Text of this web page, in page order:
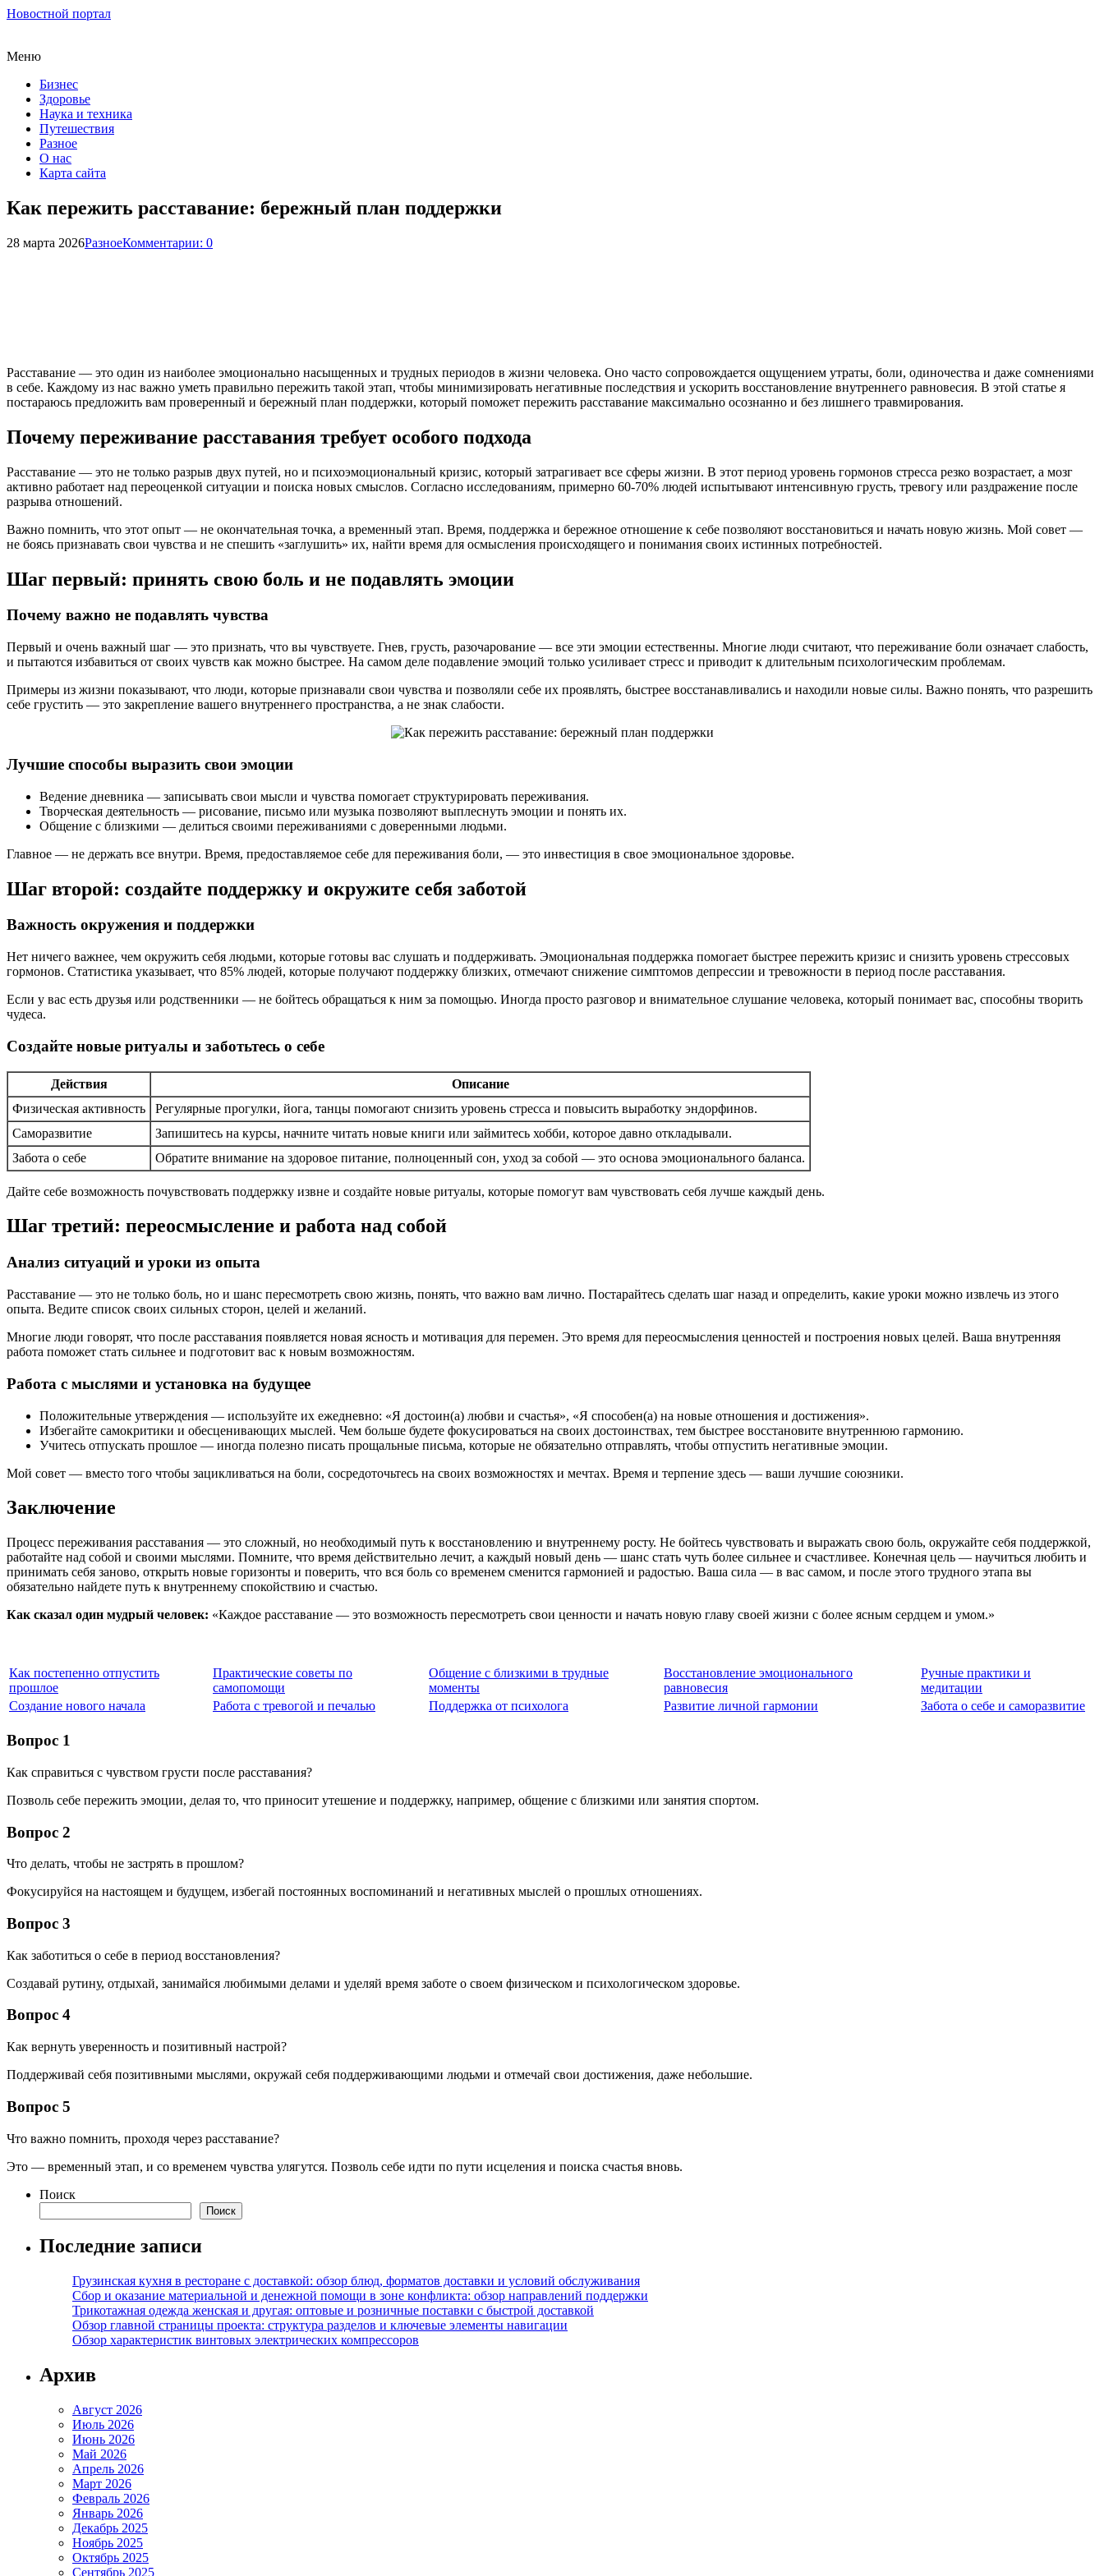
Новостной портал
Меню
Бизнес
Здоровье
Наука и техника
Путешествия
Разное
О нас
Карта сайта
Как пережить расставание: бережный план поддержки
28 марта 2026РазноеКомментарии: 0
Расставание — это один из наиболее эмоционально насыщенных и трудных периодов в жизни человека. Оно часто сопровождается ощущением утраты, боли, одиночества и даже сомнениями
в себе. Каждому из нас важно уметь правильно пережить такой этап, чтобы минимизировать негативные последствия и ускорить восстановление внутреннего равновесия. В этой статье я
постараюсь предложить вам проверенный и бережный план поддержки, который поможет пережить расставание максимально осознанно и без лишнего травмирования.
Почему переживание расставания требует особого подхода
Расставание — это не только разрыв двух путей, но и психоэмоциональный кризис, который затрагивает все сферы жизни. В этот период уровень гормонов стресса резко возрастает, а мозг
активно работает над переоценкой ситуации и поиска новых смыслов. Согласно исследованиям, примерно 60-70% людей испытывают интенсивную грусть, тревогу или раздражение после
разрыва отношений.
Важно помнить, что этот опыт — не окончательная точка, а временный этап. Время, поддержка и бережное отношение к себе позволяют восстановиться и начать новую жизнь. Мой совет —
не боясь признавать свои чувства и не спешить «заглушить» их, найти время для осмысления происходящего и понимания своих истинных потребностей.
Шаг первый: принять свою боль и не подавлять эмоции
Почему важно не подавлять чувства
Первый и очень важный шаг — это признать, что вы чувствуете. Гнев, грусть, разочарование — все эти эмоции естественны. Многие люди считают, что переживание боли означает слабость,
и пытаются избавиться от своих чувств как можно быстрее. На самом деле подавление эмоций только усиливает стресс и приводит к длительным психологическим проблемам.
Примеры из жизни показывают, что люди, которые признавали свои чувства и позволяли себе их проявлять, быстрее восстанавливались и находили новые силы. Важно понять, что разрешить
себе грустить — это закрепление вашего внутреннего пространства, а не знак слабости.
Лучшие способы выразить свои эмоции
Ведение дневника — записывать свои мысли и чувства помогает структурировать переживания.
Творческая деятельность — рисование, письмо или музыка позволяют выплеснуть эмоции и понять их.
Общение с близкими — делиться своими переживаниями с доверенными людьми.
Главное — не держать все внутри. Время, предоставляемое себе для переживания боли, — это инвестиция в свое эмоциональное здоровье.
Шаг второй: создайте поддержку и окружите себя заботой
Важность окружения и поддержки
Нет ничего важнее, чем окружить себя людьми, которые готовы вас слушать и поддерживать. Эмоциональная поддержка помогает быстрее пережить кризис и снизить уровень стрессовых
гормонов. Статистика указывает, что 85% людей, которые получают поддержку близких, отмечают снижение симптомов депрессии и тревожности в период после расставания.
Если у вас есть друзья или родственники — не бойтесь обращаться к ним за помощью. Иногда просто разговор и внимательное слушание человека, который понимает вас, способны творить
чудеса.
Создайте новые ритуалы и заботьтесь о себе
Действия
Описание
Физическая активность
Регулярные прогулки, йога, танцы помогают снизить уровень стресса и повысить выработку эндорфинов.
Саморазвитие
Запишитесь на курсы, начните читать новые книги или займитесь хобби, которое давно откладывали.
Забота о себе
Обратите внимание на здоровое питание, полноценный сон, уход за собой — это основа эмоционального баланса.
Дайте себе возможность почувствовать поддержку извне и создайте новые ритуалы, которые помогут вам чувствовать себя лучше каждый день.
Шаг третий: переосмысление и работа над собой
Анализ ситуаций и уроки из опыта
Расставание — это не только боль, но и шанс пересмотреть свою жизнь, понять, что важно вам лично. Постарайтесь сделать шаг назад и определить, какие уроки можно извлечь из этого
опыта. Ведите список своих сильных сторон, целей и желаний.
Многие люди говорят, что после расставания появляется новая ясность и мотивация для перемен. Это время для переосмысления ценностей и построения новых целей. Ваша внутренняя
работа поможет стать сильнее и подготовит вас к новым возможностям.
Работа с мыслями и установка на будущее
Положительные утверждения — используйте их ежедневно: «Я достоин(а) любви и счастья», «Я способен(а) на новые отношения и достижения».
Избегайте самокритики и обесценивающих мыслей. Чем больше будете фокусироваться на своих достоинствах, тем быстрее восстановите внутреннюю гармонию.
Учитесь отпускать прошлое — иногда полезно писать прощальные письма, которые не обязательно отправлять, чтобы отпустить негативные эмоции.
Мой совет — вместо того чтобы зацикливаться на боли, сосредоточьтесь на своих возможностях и мечтах. Время и терпение здесь — ваши лучшие союзники.
Заключение
Процесс переживания расставания — это сложный, но необходимый путь к восстановлению и внутреннему росту. Не бойтесь чувствовать и выражать свою боль, окружайте себя поддержкой,
работайте над собой и своими мыслями. Помните, что время действительно лечит, а каждый новый день — шанс стать чуть более сильнее и счастливее. Конечная цель — научиться любить и
принимать себя заново, открыть новые горизонты и поверить, что вся боль со временем сменится гармонией и радостью. Ваша сила — в вас самом, и после этого трудного этапа вы
обязательно найдете путь к внутреннему спокойствию и счастью.
Как сказал один мудрый человек: «Каждое расставание — это возможность пересмотреть свои ценности и начать новую главу своей жизни с более ясным сердцем и умом.»
Как постепенно отпустить
прошлое
Практические советы по
самопомощи
Общение с близкими в трудные
моменты
Восстановление эмоционального
равновесия
Ручные практики и
медитации
Создание нового начала
Работа с тревогой и печалью Поддержка от психолога Развитие личной гармонии Забота о себе и саморазвитие
Вопрос 1
Как справиться с чувством грусти после расставания?
Позволь себе пережить эмоции, делая то, что приносит утешение и поддержку, например, общение с близкими или занятия спортом.
Вопрос 2
Что делать, чтобы не застрять в прошлом?
Фокусируйся на настоящем и будущем, избегай постоянных воспоминаний и негативных мыслей о прошлых отношениях.
Вопрос 3
Как заботиться о себе в период восстановления?
Создавай рутину, отдыхай, занимайся любимыми делами и уделяй время заботе о своем физическом и психологическом здоровье.
Вопрос 4
Как вернуть уверенность и позитивный настрой?
Поддерживай себя позитивными мыслями, окружай себя поддерживающими людьми и отмечай свои достижения, даже небольшие.
Вопрос 5
Что важно помнить, проходя через расставание?
Это — временный этап, и со временем чувства улягутся. Позволь себе идти по пути исцеления и поиска счастья вновь.
Поиск
Поиск
Последние записи
Грузинская кухня в ресторане с доставкой: обзор блюд, форматов доставки и условий обслуживания
Сбор и оказание материальной и денежной помощи в зоне конфликта: обзор направлений поддержки
Трикотажная одежда женская и другая: оптовые и розничные поставки с быстрой доставкой
Обзор главной страницы проекта: структура разделов и ключевые элементы навигации
Обзор характеристик винтовых электрических компрессоров
Архив
Август 2026
Июль 2026
Июнь 2026
Май 2026
Апрель 2026
Март 2026
Февраль 2026
Январь 2026
Декабрь 2025
Ноябрь 2025
Октябрь 2025
Сентябрь 2025